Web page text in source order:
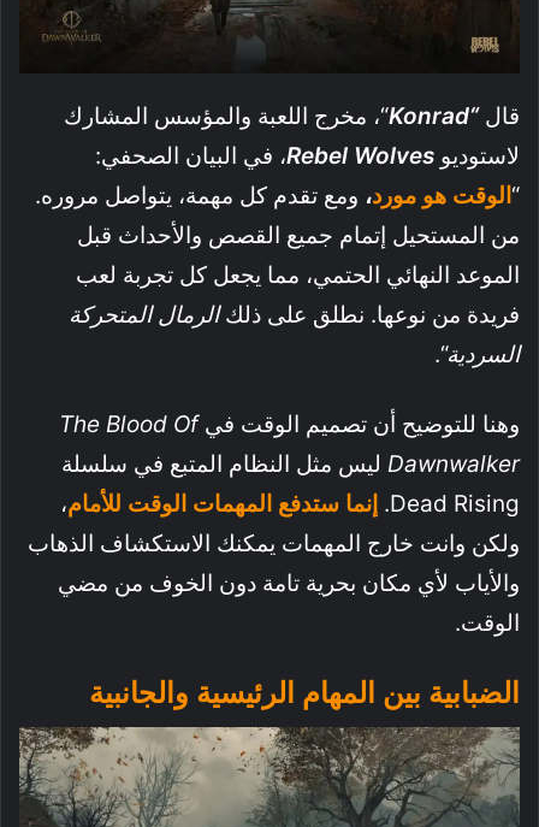
قال“
Konrad“، مخرج اللعبة والمؤسس المشارك
لاستوديو Rebel Wolves، في البيان الصحفي:
“ الوقت هو مورد، ومع تقدم كل مهمة، يتواصل مروره.
من المستحيل إتمام جميع القصص والأحداث قبل
الموعد النهائي الحتمي، مما يجعل كل تجربة لعب
فريدة من نوعها. نطلق على ذلكالرمال المتحركة
السردية“.
وهنا للتوضيح أن تصميم الوقت فيThe Blood Of
Dawnwalker ليس مثل النظام المتبع في سلسلة
Dead Rising.
إنما ستدفع المهمات الوقت للأمام،
ولكن وانت خارج المهمات يمكنك الاستكشاف الذهاب
والأياب لأي مكان بحرية تامة دون الخوف من مضي
الوقت.
الضبابية بين المهام الرئيسية والجانبية